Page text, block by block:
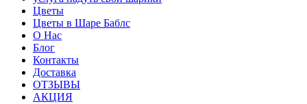
Цветы
Цветы в Шаре Баблс
О Нас
Блог
Контакты
Доставка
ОТЗЫВЫ
АКЦИЯ